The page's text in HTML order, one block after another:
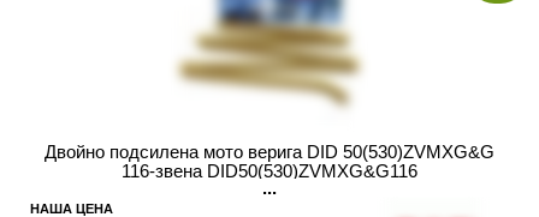
Двойно подсилена мото верига DID 50(530)ZVMXG&G
116-звена DID50(530)ZVMXG&G116